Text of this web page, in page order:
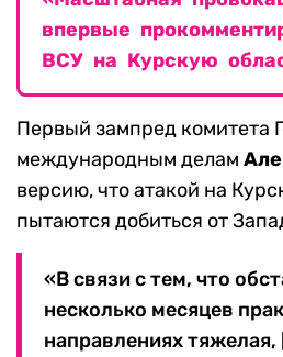
впервые
ВСУ на Курскую
Первый зампред комитета
международным делам
версию, что атакой на
пытаются добиться от
«В связи с тем, что
несколько месяцев
направлениях